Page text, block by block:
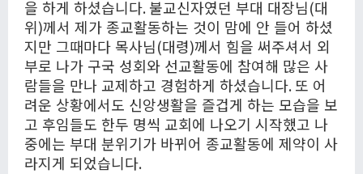
을 하게 하셨습니다.불교신자였던 부대 대장님(대
위)께서 제가 종교활동하는 것이 맘에 안 들어 하셨
지만 그때마다 목사님(대령)께서 힘을 써주셔서 외
부로 나가 구국 성회와 선교활동에 참여해 많은 사
람들을 만나 교제하고 경험하게 하셨습니다.또 어
려운 상황에서도 신앙생활을 즐겁게 하는 모습을 보
고 후임들도 한두 명씩 교회에 나오기 시작했고 나
중에는 부대 분위기가 바뀌어 종교활동에 제약이 사
라지게 되었습니다.